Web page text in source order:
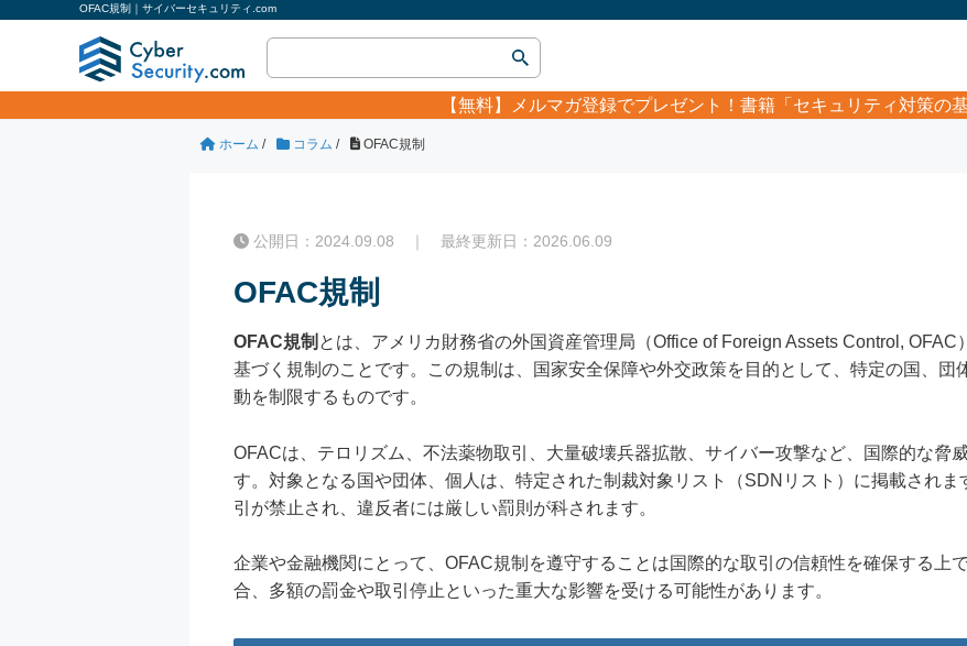
OFAC規制｜サイバーセキュリティ.com
【無料】 メルマガ登録でプレゼント！書籍「セキュリティ対策の基
ホーム / コラム / OFAC規制
公開日：2024.09.08 ｜ 最終更新日：2026.06.09
OFAC規制
OFAC規制 とは、アメリカ財務省の外国資産管理局（Office of Foreign Assets Control,
基づく規制のことです。この規制は、国家安全保障や外交政策を目的として、特定の国、団
動を制限するものです。
OFACは、テロリズム、不法薬物取引、大量破壊兵器拡散、サイバー攻撃など、国際的な脅
す。対象となる国や団体、個人は、特定された制裁対象リスト（SDNリスト）に掲載され
引が禁止され、違反者には厳しい罰則が科されます。
企業や金融機関にとって、OFAC規制を遵守することは国際的な取引の信頼性を確保する上
合、多額の罰金や取引停止といった重大な影響を受ける可能性があります。